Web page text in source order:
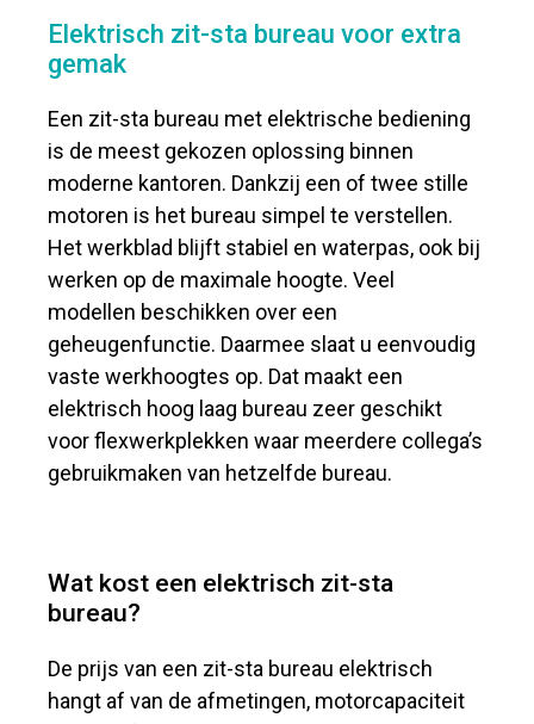
Elektrisch zit-sta bureau voor extra
gemak
Een zit-sta bureau met elektrische bediening
is de meest gekozen oplossing binnen
moderne kantoren. Dankzij een of twee stille
motoren is het bureau simpel te verstellen.
Het werkblad blijft stabiel en waterpas, ook bij
werken op de maximale hoogte. Veel
modellen beschikken over een
geheugenfunctie. Daarmee slaat u eenvoudig
vaste werkhoogtes op. Dat maakt een
elektrisch hoog laag bureau zeer geschikt
voor flexwerkplekken waar meerdere collega’s
gebruikmaken van hetzelfde bureau.
Wat kost een elektrisch zit-sta
bureau?
De prijs van een zit-sta bureau elektrisch
hangt af van de afmetingen, motorcapaciteit